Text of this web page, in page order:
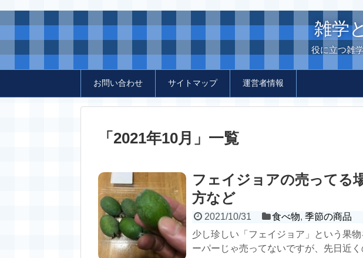
雑学
役に立つ雑
お問い合わせ サイトマップ 運営者情報
「 2021年10月 」 一覧
フェイジョアの売ってる
方など
2021/10/31 食べ物,季節の商品
少し珍しい「フェイジョア」という果
ーパーじゃ売ってないですが、先日近